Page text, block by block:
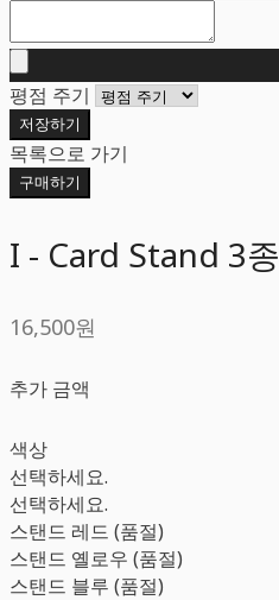
평점 주기
저장하기
목록으로 가기
구매하기
I - Card Stand 3종
16,500원
추가 금액
색상
선택하세요.
선택하세요.
스탠드 레드 (품절)
스탠드 옐로우 (품절)
스탠드 블루 (품절)